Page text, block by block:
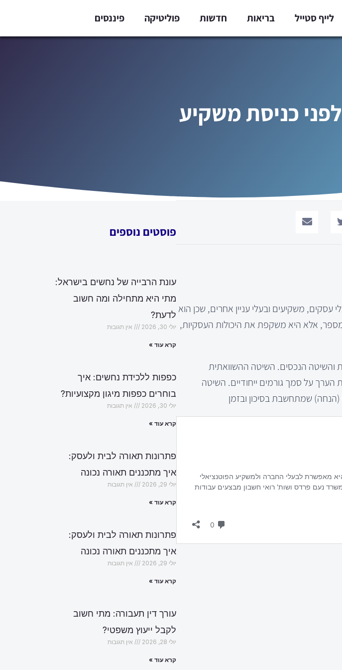
לייף סטייל בריאות חדשות פוליטיקה פיננסים
כניסת משקיע
משקיעים ובעלי עניין אחרים, שכן הוא
מספר, אלא היא משקפת את היכולות העסקיות,
והשיטה הנכסים. השיטה ההשוואתית
על סמך גורמים ייחודיים. השיטה
שמתחשבת בסיכון ובזמן
פוסטים נוספים
עונת הרבייה של נחשים בישראל:
מתי היא מתחילה ומה חשוב
לדעת?
יולי 30, 2026 אין תגובות
קרא עוד »
כפפות ללכידת נחשים: איך
בוחרים כפפות מיגון מקצועיות?
יולי 30, 2026 אין תגובות
קרא עוד »
פתרונות תאורה לבית ולעסק:
איך מתכננים תאורה נכונה
יולי 29, 2026 אין תגובות
קרא עוד »
פתרונות תאורה לבית ולעסק:
איך מתכננים תאורה נכונה
יולי 29, 2026 אין תגובות
קרא עוד »
עורך דין תעבורה: מתי חשוב
לקבל ייעוץ משפטי?
יולי 28, 2026 אין תגובות
קרא עוד »